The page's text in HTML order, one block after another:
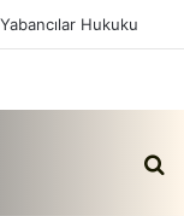
Hukuku